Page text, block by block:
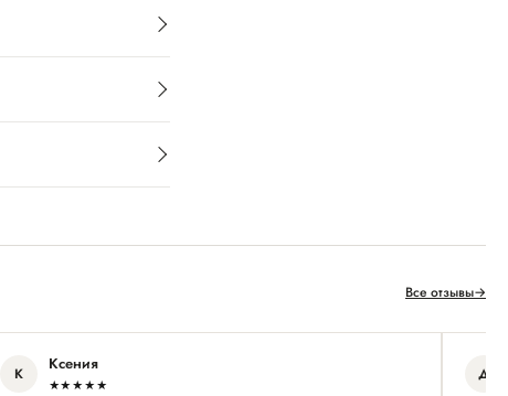
Все отзывы→
К Ксения
★★★★★
Д